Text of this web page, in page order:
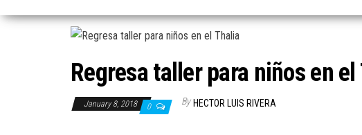
Regresa taller para niños en
January 8, 2018 0 By HECTOR LUIS RIVERA